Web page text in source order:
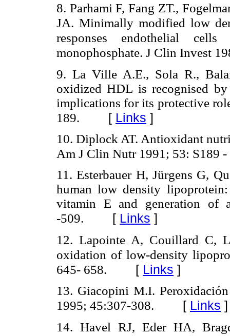
8. Parhami F, Fang ZT.,
JA. Minimally modified low
responses endothelial
monophosphate. J Clin Invest
9. La Ville A.E., Sola R.,
oxidized HDL is recognised by
implications for its protective
189. [ Links ]
10. Diplock AT. Antioxidant
Am J Clin Nutr 1991; 53: S189 -
11. Esterbauer H, Jürgens G,
human low density
vitamin E and generation of
-509. [ Links ]
12. Lapointe A, Couillard C,
oxidation of low-density
645- 658. [ Links ]
13. Giacopini M.I.
1995; 45:307-308. [ Links ]
14. Havel RJ, Eder HA,